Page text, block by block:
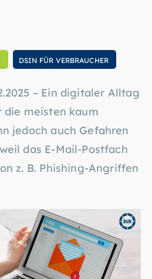
DSIN FÜR VERBRAUCHER
– Ein digitaler Alltag
die meisten kaum
jedoch auch Gefahren
das E-Mail-Postfach
z. B. Phishing-Angriffen